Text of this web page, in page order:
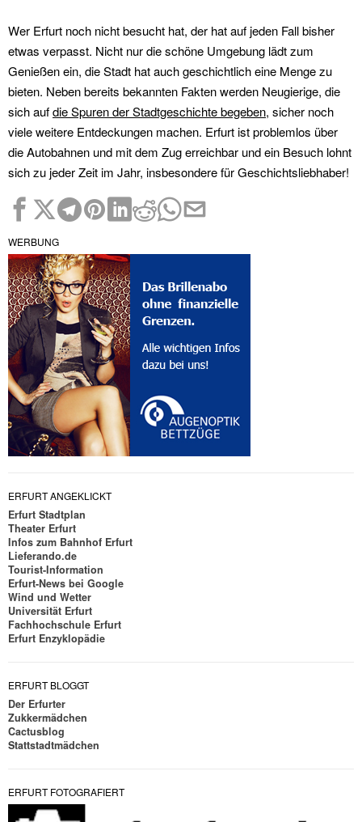
Wer Erfurt noch nicht besucht hat, der hat auf jeden Fall bisher
etwas verpasst. Nicht nur die schöne Umgebung lädt zum
Genießen ein, die Stadt hat auch geschichtlich eine Menge zu
bieten. Neben bereits bekannten Fakten werden Neugierige, die
sich aufdie Spuren der Stadtgeschichte begeben, sicher noch
viele weitere Entdeckungen machen. Erfurt ist problemlos über
die Autobahnen und mit dem Zug erreichbar und ein Besuch lohnt
sich zu jeder Zeit im Jahr, insbesondere für Geschichtsliebhaber!
WERBUNG
ERFURT ANGEKLICKT
Erfurt Stadtplan
Theater Erfurt
Infos zum Bahnhof Erfurt
Lieferando.de
Tourist-Information
Erfurt-News bei Google
Wind und Wetter
Universität Erfurt
Fachhochschule Erfurt
Erfurt Enzyklopädie
ERFURT BLOGGT
Der Erfurter
Zukkermädchen
Cactusblog
Stattstadtmädchen
ERFURT FOTOGRAFIERT